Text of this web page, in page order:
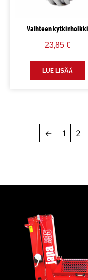
Vaihteen kytkinholkki
23,85 €
LUE LISÄÄ
← 1 2